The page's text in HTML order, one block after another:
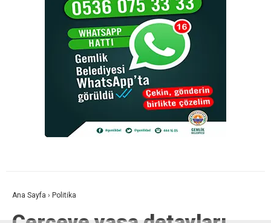
Ana Sayfa › Politika